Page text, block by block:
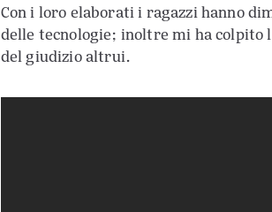
Con i loro elaborati i ragazzi hanno
delle tecnologie; inoltre mi ha colpito
del giudizio altrui.